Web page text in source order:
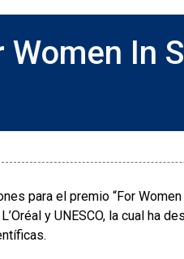
In
para el premio “For Women
y UNESCO, la cual ha